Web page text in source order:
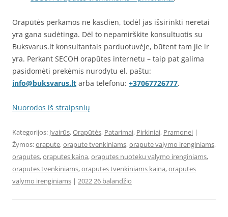
Orapūtės perkamos ne kasdien, todėl jas išsirinkti neretai
yra gana sudėtinga. Dėl to nepamirškite konsultuotis su
Buksvarus.lt konsultantais parduotuvėje, būtent tam jie ir
yra. Perkant SECOH orapūtes internetu – taip pat galima
pasidomėti prekėmis nurodytu el. paštu:
info@buksvarus.lt arba telefonu: +37067726777.
Nuorodos iš straipsnių
Kategorijos: Įvairūs,Orapūtės, Patarimai, Pirkiniai, Pramonei |
Žymos:orapute,orapute tvenkiniams,orapute valymo irenginiams,
oraputes,oraputes kaina,oraputes nuoteku valymo irenginiams,
oraputes tvenkiniams,oraputes tvenkiniams kaina,oraputes
valymo irenginiams | 2022 26 balandžio